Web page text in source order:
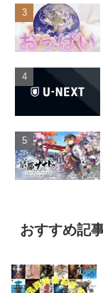
おすすめ記